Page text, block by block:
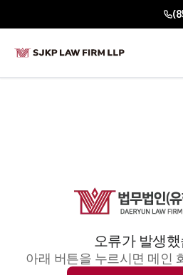
오류가 발생
아래 버튼을 누르시면 메인